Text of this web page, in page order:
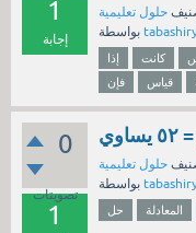
1
إجابة
حلول تعليمية
إذا كانت
فإن
قياس
0
تصويتات
1
حلول تعليمية
حل المعادلة